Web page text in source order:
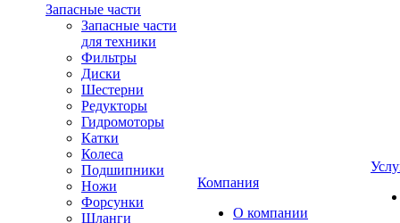
Запасные части
Запасные части
для техники
Фильтры
Диски
Шестерни
Редукторы
Гидромоторы
Катки
Колеса
Подшипники
Ножи
Форсунки
Шланги
Компания
О компании